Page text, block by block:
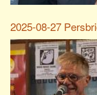
2025-08-27